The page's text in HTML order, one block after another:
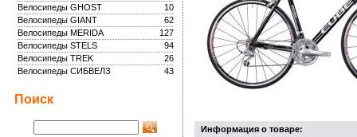
10
Велосипеды GHOST
62
Велосипеды GIANT
127
Велосипеды MERIDA
94
Велосипеды STELS
26
Велосипеды TREK
43
Велосипеды СИБВЕЛЗ
Поиск
Информация о товаре: